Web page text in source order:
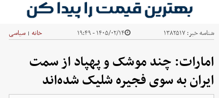
شناسه خبر:۱۳۸۲۵۱۷ ۱۴۰۵/۰۲/۱۴ - ۱۹:۴۹ خانه | سیاسی
امارات: چند موشک‌ و پهپاد از سمت
ایران به سوی فجیره شلیک شده‌اند